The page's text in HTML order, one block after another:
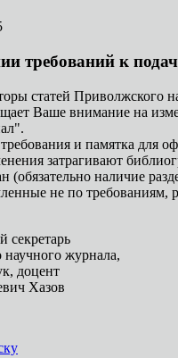
требований к
статей Приволжского
Ваше внимание на
и памятка для
затрагивают
(обязательно наличие
не по требованиям,
секретарь
журнала,
доцент
Хазов